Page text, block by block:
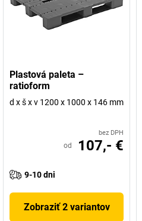
Plastová paleta –
ratioform
d x š x v 1200 x 1000 x 146 mm
bez DPH
od 107,- €
9-10 dni
Zobraziť 2 variantov